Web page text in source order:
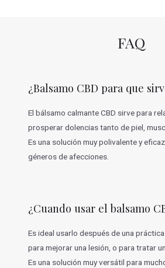
i
o
e
s
FAQ
¿Balsamo CBD para que
El bálsamo calmante CBD sirve para
prosperar dolencias tanto de piel,
Es una solución muy polivalente y
géneros de afecciones.
¿Cuando usar el balsamo
Es ideal usarlo después de una
para mejorar una lesión, o para tratar
Es una solución muy versátil para